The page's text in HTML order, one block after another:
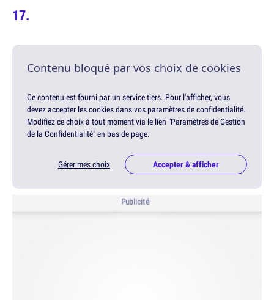
Contenu bloqué par vos choix de cookies
Ce contenu est fourni par un service tiers. Pour l'afficher, vous
devez accepter les cookies dans vos paramètres de confidentialité.
Modifiez ce choix à tout moment via le lien "Paramètres de Gestion
de la Confidentialité" en bas de page.
Gérer mes choix Accepter & afficher
Publicité